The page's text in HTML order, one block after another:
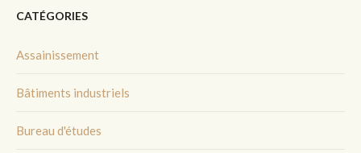
CATÉGORIES
Assainissement
Bâtiments industriels
Bureau d'études